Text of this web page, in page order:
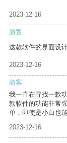
2023-12-16
游客
这款软件的界面设
2023-12-16
游客
我一直在寻找一款
款软件的功能非常
单，即使是小白也
2023-12-16